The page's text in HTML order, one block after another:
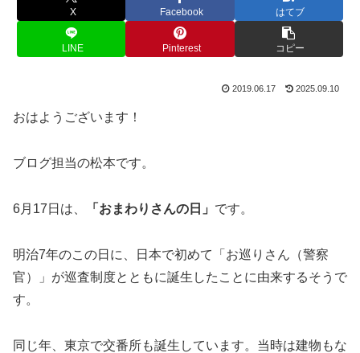
X Facebook はてブ
LINE Pinterest コピー
2019.06.17 2025.09.10
おはようございます！
ブログ担当の松本です。
6月17日は、 「おまわりさんの日」 です。
明治7年のこの日に、日本で初めて「お巡りさん（警察
官）」が巡査制度とともに誕生したことに由来するそうで
す。
同じ年、東京で交番所も誕生しています。当時は建物もな